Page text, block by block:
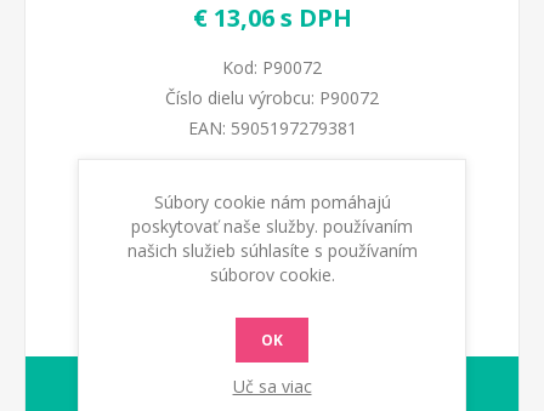
€ 13,06 s DPH
Kod: P90072
Číslo dielu výrobcu: P90072
EAN: 5905197279381
PRIDAŤ DO KOŠÍKA
Dodacia lehota:1-2 dny
Súbory cookie nám pomáhajú
poskytovať naše služby. používaním
našich služieb súhlasíte s používaním
súborov cookie.
OK
Uč sa viac